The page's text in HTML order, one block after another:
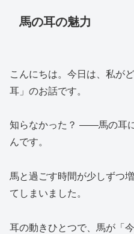
馬の耳の魅力
こんにちは。今日は、私が
耳」のお話です。
知らなかった？ ——馬の耳
んです。
馬と過ごす時間が少しずつ
てしまいました。
耳の動きひとつで、馬が「